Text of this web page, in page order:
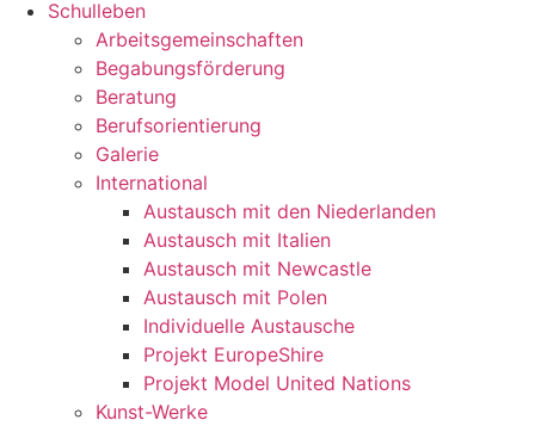
Schulleben
Arbeitsgemeinschaften
Begabungsförderung
Beratung
Berufsorientierung
Galerie
International
Austausch mit den Niederlanden
Austausch mit Italien
Austausch mit Newcastle
Austausch mit Polen
Individuelle Austausche
Projekt EuropeShire
Projekt Model United Nations
Kunst-Werke